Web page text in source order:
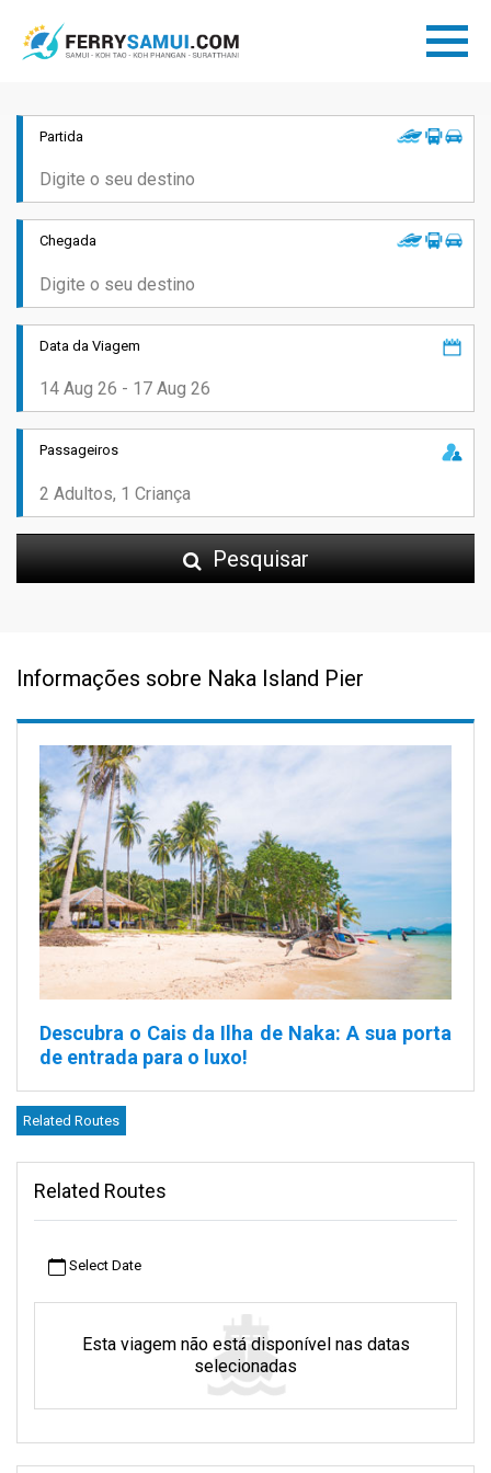
Partida
Chegada
Data da Viagem
Passageiros
Pesquisar
Informações sobre Naka Island Pier
Descubra o Cais da Ilha de Naka: A sua porta
de entrada para o luxo!
O Naka Island Pier, localizado a apenas 20 minutos do aeroporto
internacional de Phuket, é o seu ponto de partida para o paraíso.
Cais Ao Po e o Cais Bang Rong nas proximidades, as opções
são infinitas.
Sobre a Ilha Naka
O Cais da Ilha Naka não é apenas um ponto de atracagem; é a
linha de partida da sua escapadela de luxo. A partir daqui, pode
viajar facilmente para a ilha Naka Yai, Koh Naka Noi e para as
pitorescas ilhas Koh Naka Yai. Conhecidas em conjunto como
Koh Yao Yai é outro belo destino ao alcance da mão,
Related Routes
Related Routes
Select Date
Esta viagem não está disponível nas datas
selecionadas